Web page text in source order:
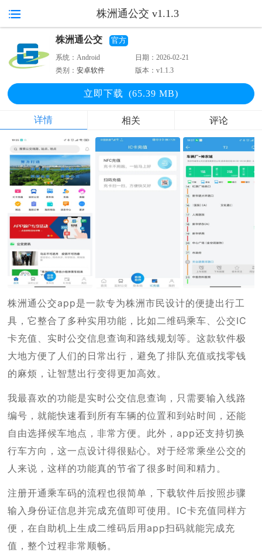
株洲通公交 v1.1.3
株洲通公交 官方
系统：Android 日期：2026-02-21
类别：安卓软件 版本：v1.1.3
立即下载 (65.39 MB)
详情 相关 评论
株洲通公交app是一款专为株洲市民设计的便捷出行工
具，它整合了多种实用功能，比如二维码乘车、公交IC
卡充值、实时公交信息查询和路线规划等。这款软件极
大地方便了人们的日常出行，避免了排队充值或找零钱
的麻烦，让智慧出行变得更加高效。
我最喜欢的功能是实时公交信息查询，只需要输入线路
编号，就能快速看到所有车辆的位置和到站时间，还能
自由选择候车地点，非常方便。此外，app还支持切换
行车方向，这一点设计得很贴心。对于经常乘坐公交的
人来说，这样的功能真的节省了很多时间和精力。
注册开通乘车码的流程也很简单，下载软件后按照步骤
输入身份证信息并完成充值即可使用。IC卡充值同样方
便，在自助机上生成二维码后用app扫码就能完成充
值，整个过程非常顺畅。